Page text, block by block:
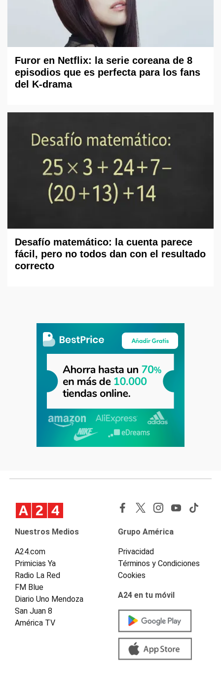
Furor en Netflix: la serie coreana de 8
episodios que es perfecta para los fans
del K-drama
Desafío matemático: la cuenta parece
fácil, pero no todos dan con el resultado
correcto
Nuestros Medios
A24.com
Primicias Ya
Radio La Red
FM Blue
Diario Uno Mendoza
San Juan 8
América TV
Grupo América
Privacidad
Términos y Condiciones
Cookies
A24 en tu móvil